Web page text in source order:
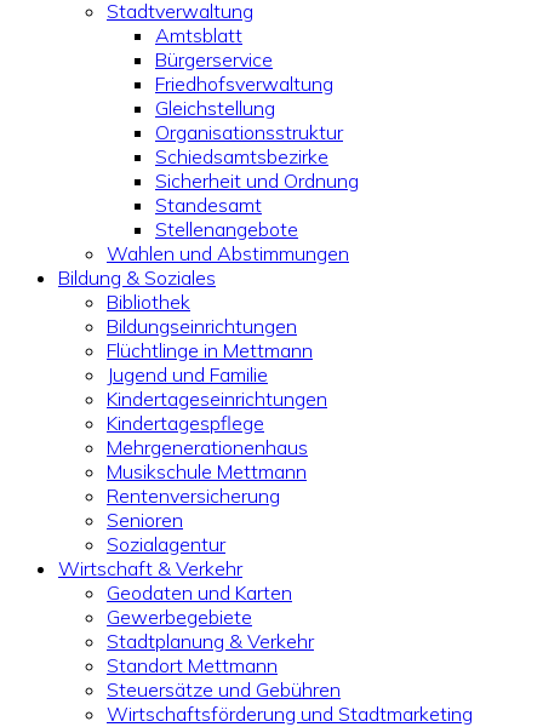
Stadtverwaltung
Amtsblatt
Bürgerservice
Friedhofsverwaltung
Gleichstellung
Organisationsstruktur
Schiedsamtsbezirke
Sicherheit und Ordnung
Standesamt
Stellenangebote
Wahlen und Abstimmungen
Bildung & Soziales
Bibliothek
Bildungseinrichtungen
Flüchtlinge in Mettmann
Jugend und Familie
Kindertageseinrichtungen
Kindertagespflege
Mehrgenerationenhaus
Musikschule Mettmann
Rentenversicherung
Senioren
Sozialagentur
Wirtschaft & Verkehr
Geodaten und Karten
Gewerbegebiete
Stadtplanung & Verkehr
Standort Mettmann
Steuersätze und Gebühren
Wirtschaftsförderung und Stadtmarketing